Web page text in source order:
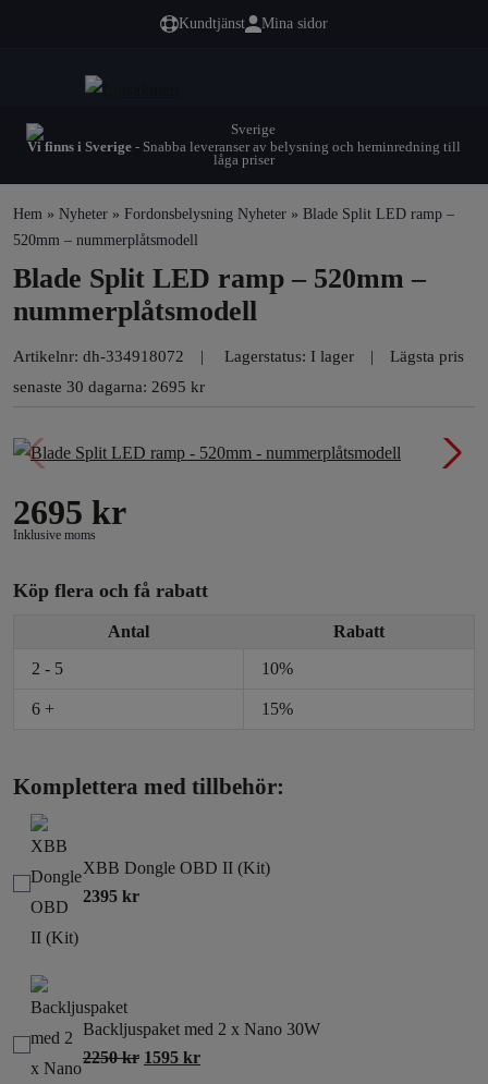
Kundtjänst Mina sidor
Vi finns i Sverige - Snabba leveranser av belysning och heminredning till
låga priser
Hem » Nyheter » Fordonsbelysning Nyheter » Blade Split LED ramp –
520mm – nummerplåtsmodell
Blade Split LED ramp – 520mm –
nummerplåtsmodell
Artikelnr: dh-334918072 Lagerstatus: I lager
Lägsta pris
senaste 30 dagarna: 2695 kr
2695 kr
Inklusive moms
Köp flera och få rabatt
Antal
Rabatt
2 - 5
10%
6 + 15%
Komplettera med tillbehör:
XBB Dongle OBD II (Kit)
2395 kr
Backljuspaket med 2 x Nano 30W
2250kr 1595 kr